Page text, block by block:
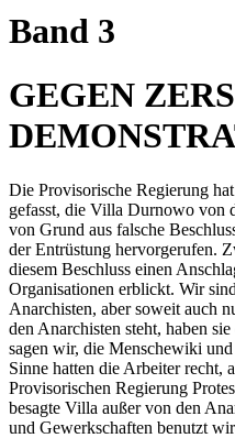
Band 3
GEGEN
Die Provisorische Regierung
gefasst, die Villa Durnowo von
von Grund aus falsche
der Entrüstung hervorgerufen.
diesem Beschluss einen
Organisationen erblickt. Wir
Anarchisten, aber soweit auch
den Anarchisten steht, haben
sagen wir, die Menschewiki
Sinne hatten die Arbeiter recht,
Provisorischen Regierung
besagte Villa außer von den
und Gewerkschaften benutzt